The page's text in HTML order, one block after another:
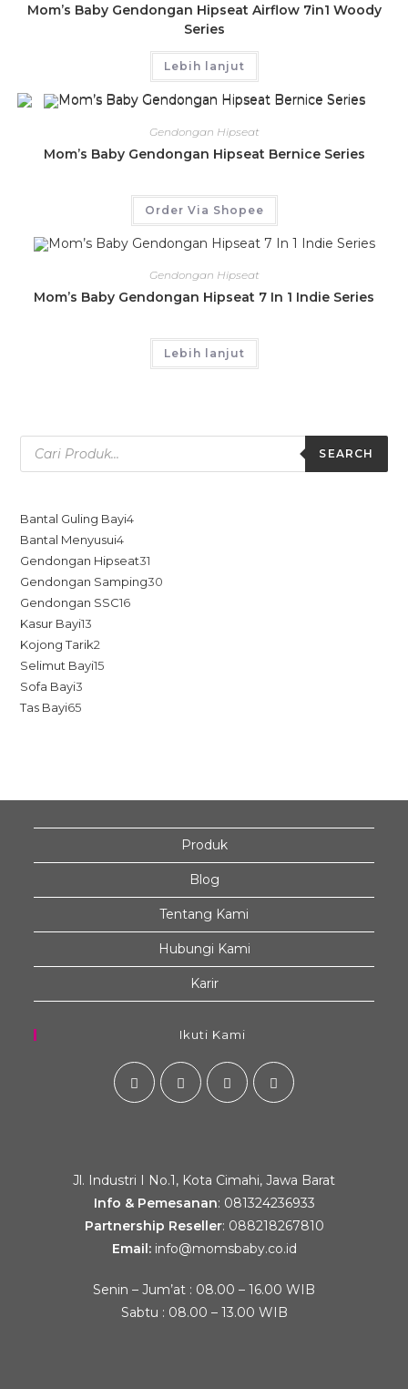
Mom’s Baby Gendongan Hipseat Airflow 7in1 Woody
Series
Lebih lanjut
Gendongan Hipseat
Mom’s Baby Gendongan Hipseat Bernice Series
Order Via Shopee
Gendongan Hipseat
Mom’s Baby Gendongan Hipseat 7 In 1 Indie Series
Lebih lanjut
SEARCH
Bantal Guling Bayi4
Bantal Menyusui4
Gendongan Hipseat31
Gendongan Samping30
Gendongan SSC16
Kasur Bayi13
Kojong Tarik2
Selimut Bayi15
Sofa Bayi3
Tas Bayi65
Produk
Blog
Tentang Kami
Hubungi Kami
Karir
Ikuti Kami
Jl. Industri I No.1, Kota Cimahi, Jawa Barat
Info & Pemesanan: 081324236933
Partnership Reseller: 088218267810
Email: info@momsbaby.co.id
Senin – Jum’at : 08.00 – 16.00 WIB
Sabtu : 08.00 – 13.00 WIB